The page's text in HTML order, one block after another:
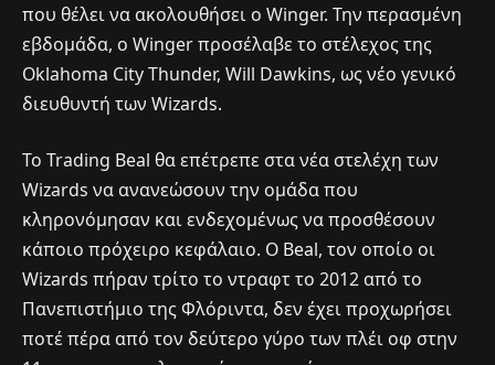
που θέλει να ακολουθήσει ο Winger. Την περασμένη
εβδομάδα, ο Winger προσέλαβε το στέλεχος της
Oklahoma City Thunder, Will Dawkins, ως νέο γενικό
διευθυντή των Wizards.
Το Trading Beal θα επέτρεπε στα νέα στελέχη των
Wizards να ανανεώσουν την ομάδα που
κληρονόμησαν και ενδεχομένως να προσθέσουν
κάποιο πρόχειρο κεφάλαιο. Ο Beal, τον οποίο οι
Wizards πήραν τρίτο το ντραφτ το 2012 από το
Πανεπιστήμιο της Φλόριντα, δεν έχει προχωρήσει
ποτέ πέρα από τον δεύτερο γύρο των πλέι οφ στην